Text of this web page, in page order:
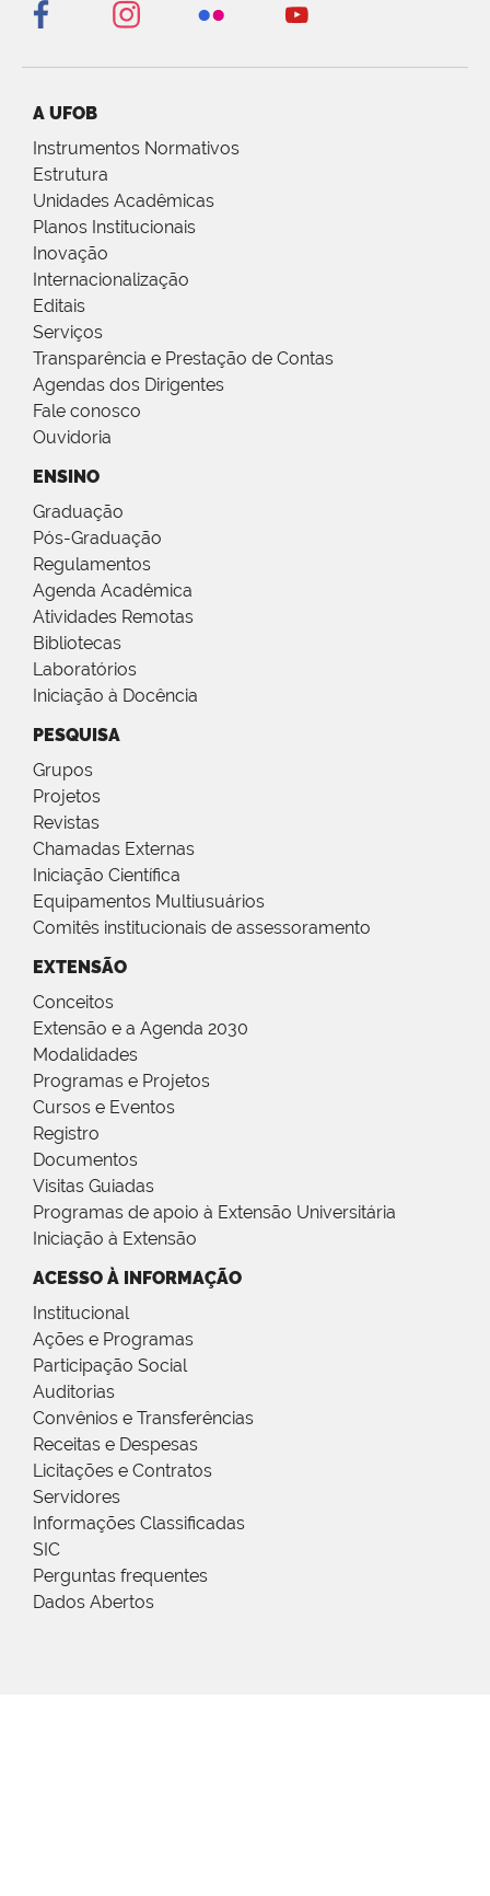
A UFOB
Instrumentos Normativos
Estrutura
Unidades Acadêmicas
Planos Institucionais
Inovação
Internacionalização
Editais
Serviços
Transparência e Prestação de Contas
Agendas dos Dirigentes
Fale conosco
Ouvidoria
ENSINO
Graduação
Pós-Graduação
Regulamentos
Agenda Acadêmica
Atividades Remotas
Bibliotecas
Laboratórios
Iniciação à Docência
PESQUISA
Grupos
Projetos
Revistas
Chamadas Externas
Iniciação Científica
Equipamentos Multiusuários
Comitês institucionais de assessoramento
EXTENSÃO
Conceitos
Extensão e a Agenda 2030
Modalidades
Programas e Projetos
Cursos e Eventos
Registro
Documentos
Visitas Guiadas
Programas de apoio à Extensão Universitária
Iniciação à Extensão
ACESSO À INFORMAÇÃO
Institucional
Ações e Programas
Participação Social
Auditorias
Convênios e Transferências
Receitas e Despesas
Licitações e Contratos
Servidores
Informações Classificadas
SIC
Perguntas frequentes
Dados Abertos